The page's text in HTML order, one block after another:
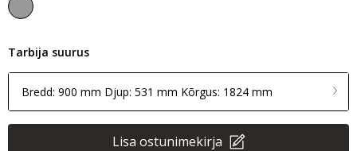
Tarbija suurus
Bredd: 900 mm Djup: 531 mm Kõrgus: 1824 mm
Lisa ostunimekirja